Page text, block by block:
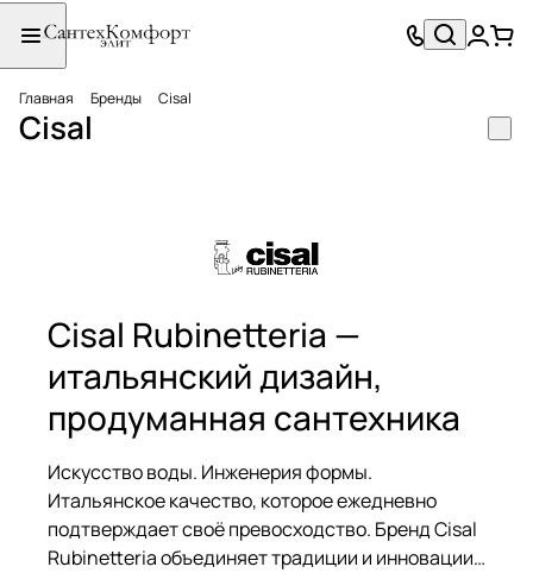
Главная Бренды Cisal
Cisal
Cisal Rubinetteria —
итальянский дизайн,
продуманная сантехника
Искусство воды. Инженерия формы.
Итальянское качество, которое ежедневно
подтверждает своё превосходство. Бренд Cisal
Rubinetteria объединяет традиции и инновации,